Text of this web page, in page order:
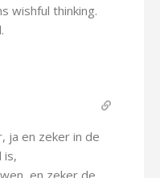
wishful thinking.
ja en zeker in de
is,
en zeker de